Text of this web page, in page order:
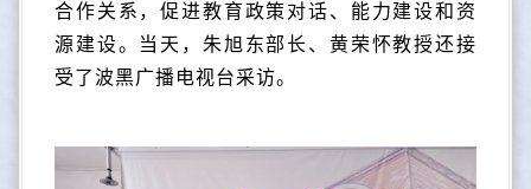
合作关系，促进教育政策对话、能力建设和资
源建设。当天，朱旭东部长、黄荣怀教授还接
受了波黑广播电视台采访。